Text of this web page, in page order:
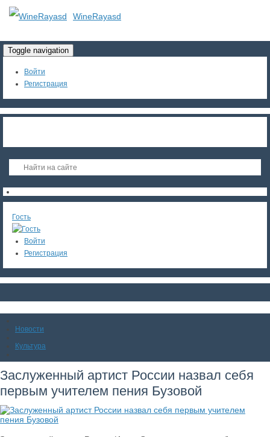
WineRayasd
Toggle navigation
Войти
Регистрация
Гость
Войти
Регистрация
Новости
Культура
Заслуженный артист России назвал себя
первым учителем пения Бузовой